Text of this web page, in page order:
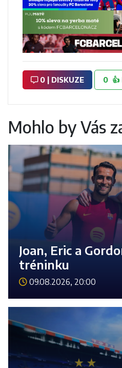
0 | DISKUZE 0 👍
Mohlo by Vás
Joan, Eric a
tréninku
09.08.2026, 20:00